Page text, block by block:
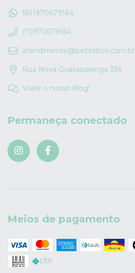
5511970679164
(11)970679164
atendimento@petitebox.com.br
Rua Nova Guataporanga 336
Visite o nosso Blog!
Permaneça conectado
Meios de pagamento